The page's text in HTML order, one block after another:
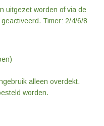
uitgezet worden of via de
Timer: 2/4/6/8
alleen overdekt.
worden.